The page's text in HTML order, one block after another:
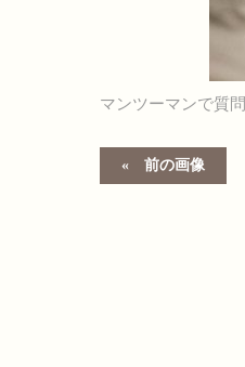
マンツーマンで質問
前の画像